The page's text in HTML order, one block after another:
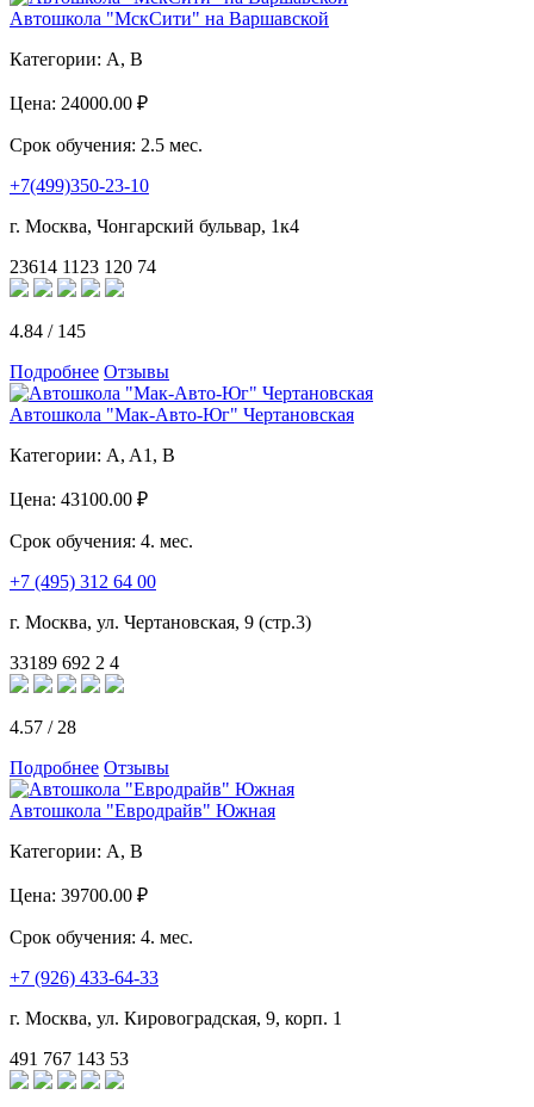
Автошкола "МскСити" на Варшавской
Категории: A, B
Цена: 24000.00 ₽
Срок обучения: 2.5 мес.
+7(499)350-23-10
г. Москва, Чонгарский бульвар, 1к4
23614 1123 120 74
4.84 / 145
Подробнее Отзывы
Автошкола "Мак-Авто-Юг" Чертановская
Категории: A, A1, B
Цена: 43100.00 ₽
Срок обучения: 4. мес.
+7 (495) 312 64 00
г. Москва, ул. Чертановская, 9 (стр.3)
33189 692 2 4
4.57 / 28
Подробнее Отзывы
Автошкола "Евродрайв" Южная
Категории: A, B
Цена: 39700.00 ₽
Срок обучения: 4. мес.
+7 (926) 433-64-33
г. Москва, ул. Кировоградская, 9, корп. 1
491 767 143 53